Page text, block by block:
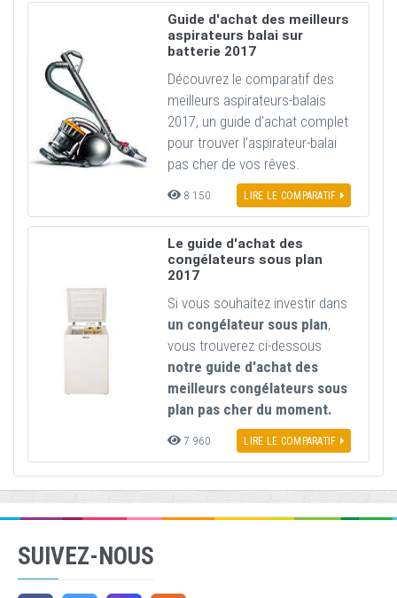
Guide d'achat des meilleurs
aspirateurs balai sur
batterie 2017
Découvrez le comparatif des
meilleurs aspirateurs-balais
2017, un guide d’achat complet
pour trouver l’aspirateur-balai
pas cher de vos rêves.
8 150 LIRE LE COMPARATIF
Le guide d'achat des
congélateurs sous plan
2017
Si vous souhaitez investir dans
un congélateur sous plan,
vous trouverez ci-dessous
notre guide d'achat des
meilleurs congélateurs sous
plan pas cher du moment.
7 960 LIRE LE COMPARATIF
SUIVEZ-NOUS